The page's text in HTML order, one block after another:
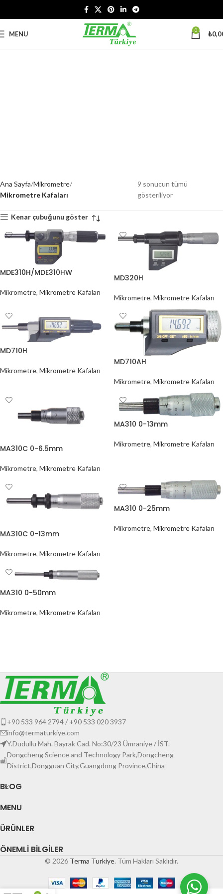
MENU 0 ₺
Ana Sayfa Mikrometre
Mikrometre Kafaları
9 sonucun tümü
gösteriliyor
Kenar çubuğunu göster
MDE310H/MDE310HW
Mikrometre, Mikrometre Kafaları
MD320H
Mikrometre, Mikrometre Kafaları
MD710H
Mikrometre, Mikrometre Kafaları
MD710AH
Mikrometre, Mikrometre Kafaları
MA310C 0-6.5mm
Mikrometre, Mikrometre Kafaları
MA310 0-13mm
Mikrometre, Mikrometre Kafaları
MA310C 0-13mm
Mikrometre, Mikrometre Kafaları
MA310 0-25mm
Mikrometre, Mikrometre Kafaları
MA310 0-50mm
Mikrometre, Mikrometre Kafaları
+90 533 964 2794 / +90 533 020 3937
info@termaturkiye.com
Y.Dudullu Mah. Bayrak Cad. No:30/23 Ümraniye / İST.
Dongcheng Science and Technology Park,Dongcheng
District,Dongguan City,Guangdong Province,China
BLOG
MENU
ÜRÜNLER
ÖNEMLI BILGILER
© 2026 Terma Turkiye. Tüm Hakları Saklıdır.